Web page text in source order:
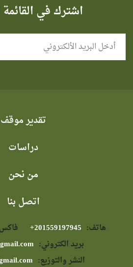
اشترك في القائمة
تقدير موقف
دراسات
من نحن
اتصل بنا
هاتف:
بريد الكتروني: info.afaip@gmail.com
النشر والتوزيع: info.afaip@gmail.com